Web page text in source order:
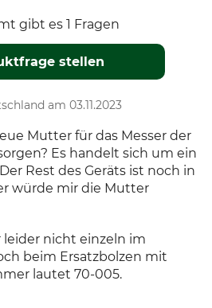
gibt es 1 Fragen
stellen
am 03.11.2023
Mutter für das Messer der
Es handelt sich um ein
Rest des Geräts ist noch in
würde mir die Mutter
nicht einzeln im
beim Ersatzbolzen mit
lautet 70-005.